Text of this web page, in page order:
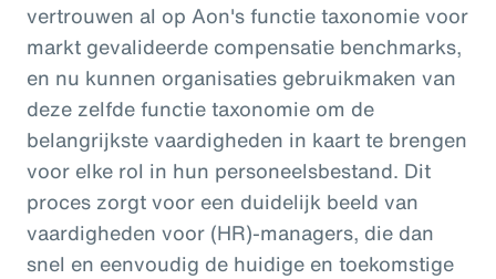
vertrouwen al op Aon's functie taxonomie voor
markt gevalideerde compensatie benchmarks,
en nu kunnen organisaties gebruikmaken van
deze zelfde functie taxonomie om de
belangrijkste vaardigheden in kaart te brengen
voor elke rol in hun personeelsbestand. Dit
proces zorgt voor een duidelijk beeld van
vaardigheden voor (HR)-managers, die dan
snel en eenvoudig de huidige en toekomstige